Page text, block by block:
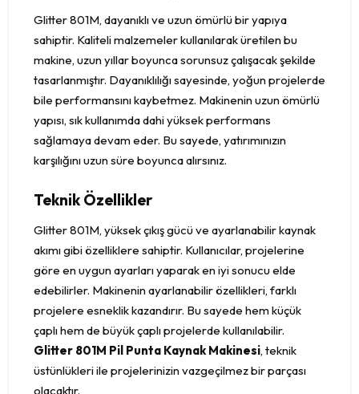
Glitter 801M, dayanıklı ve uzun ömürlü bir yapıya
sahiptir. Kaliteli malzemeler kullanılarak üretilen bu
makine, uzun yıllar boyunca sorunsuz çalışacak şekilde
tasarlanmıştır. Dayanıklılığı sayesinde, yoğun projelerde
bile performansını kaybetmez. Makinenin uzun ömürlü
yapısı, sık kullanımda dahi yüksek performans
sağlamaya devam eder. Bu sayede, yatırımınızın
karşılığını uzun süre boyunca alırsınız.
Teknik Özellikler
Glitter 801M, yüksek çıkış gücü ve ayarlanabilir kaynak
akımı gibi özelliklere sahiptir. Kullanıcılar, projelerine
göre en uygun ayarları yaparak en iyi sonucu elde
edebilirler. Makinenin ayarlanabilir özellikleri, farklı
projelere esneklik kazandırır. Bu sayede hem küçük
çaplı hem de büyük çaplı projelerde kullanılabilir.
Glitter 801M Pil Punta Kaynak Makinesi, teknik
üstünlükleri ile projelerinizin vazgeçilmez bir parçası
olacaktır.